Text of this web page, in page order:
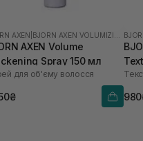
AXEN BJORN AXEN VOLUMIZING
AXEN Volume
Spray 150 мл
для об'єму волосся